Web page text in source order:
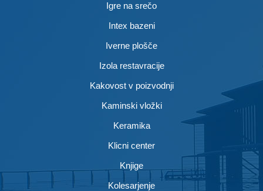
Igre na srečo
Intex bazeni
Iverne plošče
Izola restavracije
Kakovost v poizvodnji
Kaminski vložki
Keramika
Klicni center
Knjige
Kolesarjenje